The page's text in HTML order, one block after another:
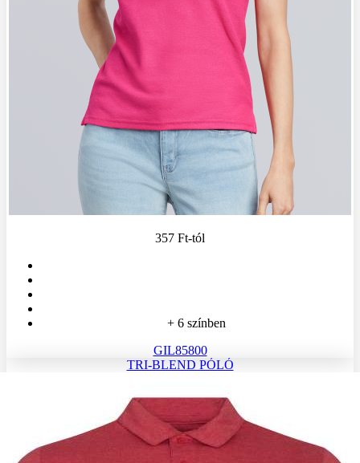
357 Ft-tól
+ 6 színben
GIL85800
TRI-BLEND PÓLÓ